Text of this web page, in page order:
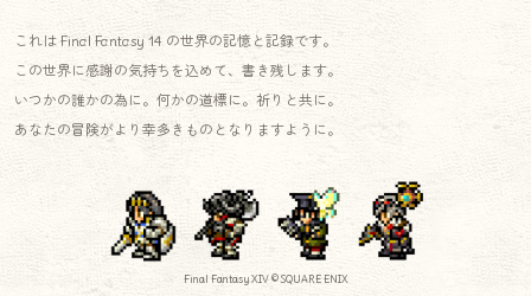
これは Final Fantasy 14 の世界の記憶と記録です。
この世界に感謝の気持ちを込めて、書き残します。
いつかの誰かの為に。何かの道標に。祈りと共に。
あなたの冒険がより幸多きものとなりますように。
Final Fantasy XIV © SQUARE ENIX